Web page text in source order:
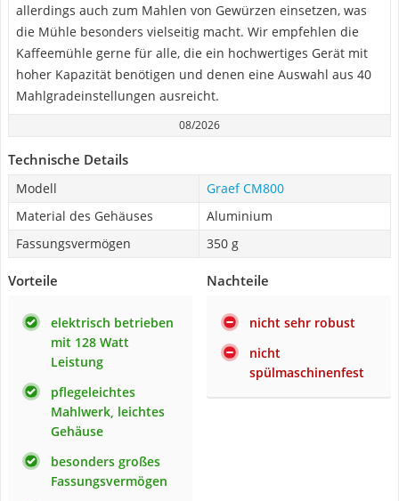
allerdings auch zum Mahlen von Gewürzen einsetzen, was
die Mühle besonders vielseitig macht. Wir empfehlen die
Kaffeemühle gerne für alle, die ein hochwertiges Gerät mit
hoher Kapazität benötigen und denen eine Auswahl aus 40
Mahlgradeinstellungen ausreicht.
08/2026
Technische Details
Modell
Graef CM800
Material des Gehäuses
Aluminium
Fassungsvermögen
350 g
Vorteile
elektrisch betrieben
mit 128 Watt
Leistung
pflegeleichtes
Mahlwerk, leichtes
Gehäuse
besonders großes
Fassungsvermögen
Nachteile
nicht sehr robust
nicht
spülmaschinenfest